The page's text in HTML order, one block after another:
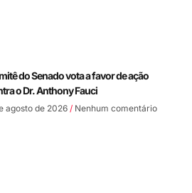
do Senado vota a favor de ação
o Dr. Anthony Fauci
agosto de 2026 Nenhum comentário